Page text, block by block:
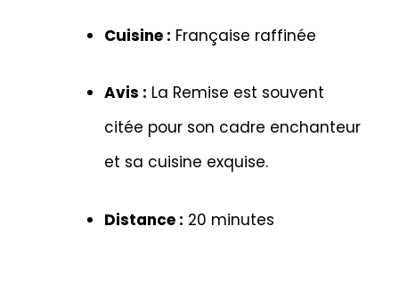
Cuisine : Française raffinée
Avis : La Remise est souvent
citée pour son cadre enchanteur
et sa cuisine exquise.
Distance : 20 minutes